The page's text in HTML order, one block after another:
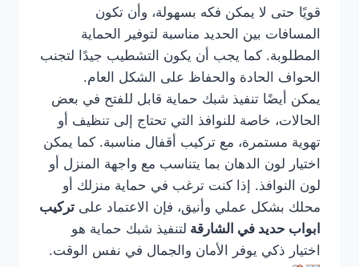
قويًا حتى لا يمكن فكه بسهولة، وأن تكون
المسافات بين الحديد مناسبة لتوفير الحماية
المطلوبة. كما يجب أن يكون التشطيب جيدًا لتجنب
الحواف الحادة والحفاظ على الشكل العام.
يمكن أيضًا تنفيذ شبك حماية قابل للفتح في بعض
الحالات، خاصة للنوافذ التي تحتاج إلى تنظيف أو
تهوية مستمرة، مع تركيب أقفال مناسبة. كما يمكن
اختيار لون الدهان بما يتناسب مع واجهة المنزل أو
لون النوافذ. إذا كنت ترغب في حماية منزلك أو
محلك بشكل عملي وأنيق، فإن الاعتماد على تركيب
ابواب حديد في الشارقة لتنفيذ شبك حماية هو
اختيار ذكي يوفر الأمان والجمال في نفس الوقت.